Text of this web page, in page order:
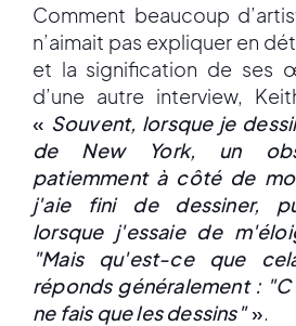
Comment beaucoup
n’aimait pas expliquer en
et la signification de ses
d’une autre interview,
« Souvent, lorsque je
de New York, un
patiemment à côté de
j'aie fini de dessiner,
lorsque j'essaie de
"Mais qu'est-ce que
réponds généralement :
ne fais que les dessins"»